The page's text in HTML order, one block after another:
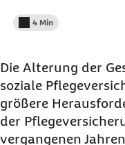
Lesedauer weniger als
4 Min
Die Alterung der
soziale
größere
der
vergangenen